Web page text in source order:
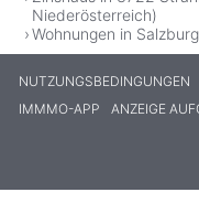
Niederösterreich)
Wohnungen in
NUTZUNGSBEDINGUNGEN
IMMMO-APP
ANZEIGE